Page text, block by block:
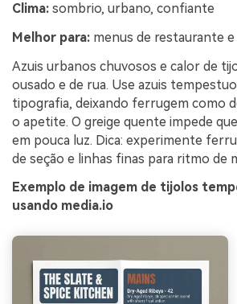
Clima: sombrio, urbano, confiante
Melhor para: menus de restaurante e
Azuis urbanos chuvosos e calor de
ousado e de rua. Use azuis
tipografia, deixando ferrugem como
o apetite. O greige quente impede
em pouca luz. Dica: experimente
de seção e linhas finas para ritmo de
Exemplo de imagem de tijolos
usando media.io